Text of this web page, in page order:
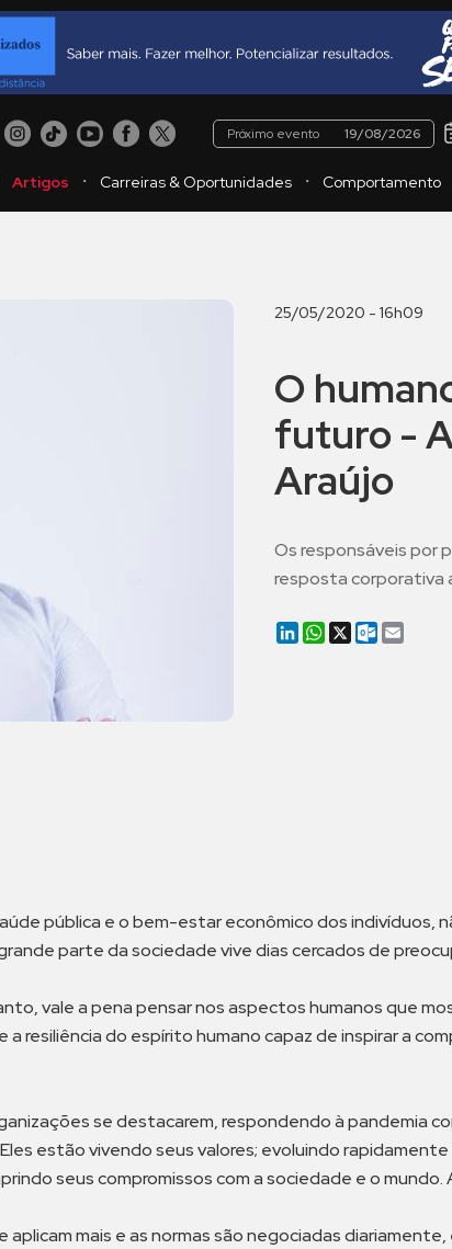
Próximo evento 19/08/2026
Artigos ・ Carreiras & Oportunidades ・ Comportamento
25/05/2020 - 16h09
O
futuro -
Araújo
Os responsáveis por
resposta corporativa
LinkedIn
WhatsApp
X Email
pública e o bem-estar econômico dos indivíduos,
parte da sociedade vive dias cercados de
vale a pena pensar nos aspectos humanos que
resiliência do espírito humano capaz de inspirar a
se destacarem, respondendo à pandemia
estão vivendo seus valores; evoluindo
seus compromissos com a sociedade e o
aplicam mais e as normas são negociadas